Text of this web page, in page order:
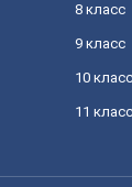
8 класс
9 класс
10 класс
11 класс